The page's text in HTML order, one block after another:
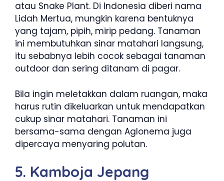
atau Snake Plant. Di Indonesia diberi nama
Lidah Mertua, mungkin karena bentuknya
yang tajam, pipih, mirip pedang. Tanaman
ini membutuhkan sinar matahari langsung,
itu sebabnya lebih cocok sebagai tanaman
outdoor dan sering ditanam di pagar.
Bila ingin meletakkan dalam ruangan, maka
harus rutin dikeluarkan untuk mendapatkan
cukup sinar matahari. Tanaman ini
bersama-sama dengan Aglonema juga
dipercaya menyaring polutan.
5. Kamboja Jepang